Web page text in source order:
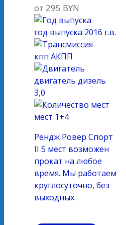
от 295 BYN
год выпуска 2016 г.в.
кпп АКПП
двигатель дизель
3,0
мест 1+4
Рендж Ровер Спорт
II 5 мест возможен
прокат на любое
время. Мы работаем
круглосуточно, без
выходных.